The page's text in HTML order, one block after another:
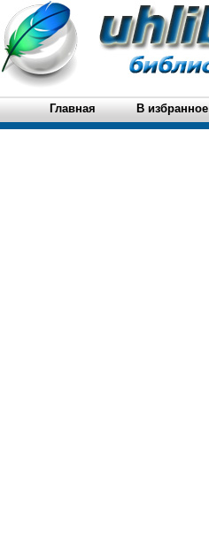
Главная В избранное